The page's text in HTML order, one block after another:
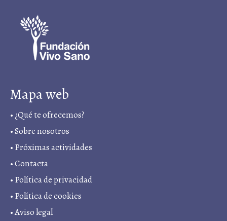
Mapa web
•¿Qué te ofrecemos?
•Sobre nosotros
• Próximas actividades
•Contacta
• Política de privacidad
• Política de cookies
•Aviso legal